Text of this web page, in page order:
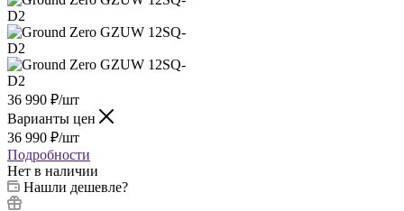
36 990 ₽/шт
Варианты цен
36 990 ₽/шт
Подробности
Нет в наличии
Нашли дешевле?